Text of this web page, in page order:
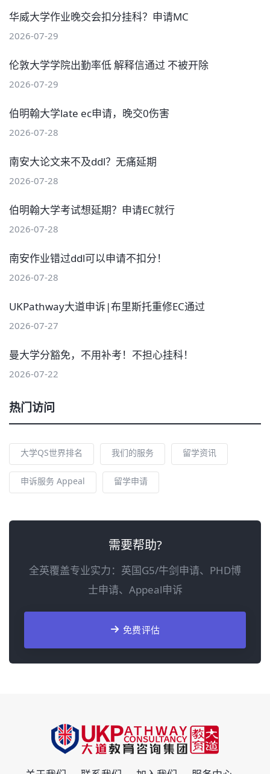
华威大学作业晚交会扣分挂科？申请MC
2026-07-29
伦敦大学学院出勤率低 解释信通过 不被开除
2026-07-29
伯明翰大学late ec申请，晚交0伤害
2026-07-28
南安大论文来不及ddl？无痛延期
2026-07-28
伯明翰大学考试想延期？申请EC就行
2026-07-28
南安作业错过ddl可以申请不扣分！
2026-07-28
UKPathway大道申诉|布里斯托重修EC通过
2026-07-27
曼大学分豁免，不用补考！不担心挂科！
2026-07-22
热门访问
大学QS世界排名 我们的服务 留学资讯
申诉服务 Appeal 留学申请
需要帮助?
全英覆盖专业实力：英国G5/牛剑申请、PHD博
士申请、Appeal申诉
免费评估